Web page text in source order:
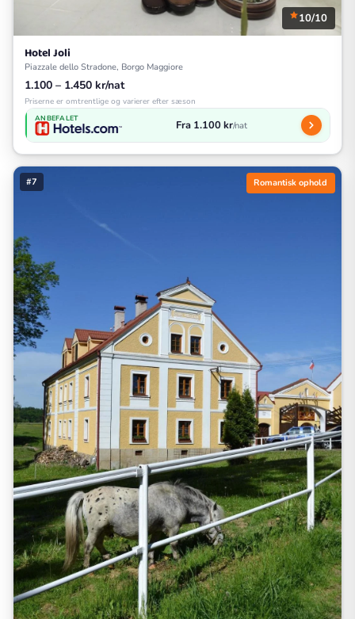
10/10
Hotel Joli
Piazzale dello Stradone, Borgo Maggiore
1.100 – 1.450 kr/nat
Priserne er omtrentlige og varierer efter sæson
ANBEFALET Fra 1.100 kr/nat
#7 Romantisk ophold